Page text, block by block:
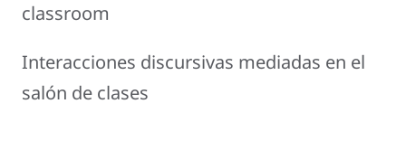
classroom
Interacciones discursivas mediadas en el
salón de clases